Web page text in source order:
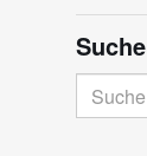
Suche
Suche